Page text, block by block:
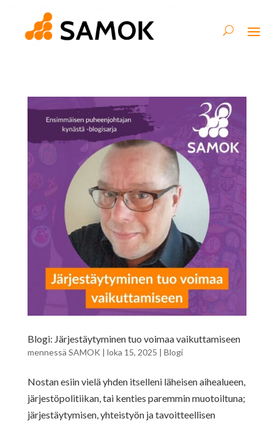
Blogi: Järjestäytyminen tuo voimaa vaikuttamiseen
mennessä SAMOK | loka 15, 2025 | Blogi
Nostan esiin vielä yhden itselleni läheisen aihealueen,
järjestöpolitiikan, tai kenties paremmin muotoiltuna;
järjestäytymisen, yhteistyön ja tavoitteellisen